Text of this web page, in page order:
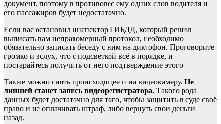
документ, поэтому в противовес ему одних слов водителя и
его пассажиров будет недостаточно.
Если вас остановил инспектор ГИБДД, который решил
выписать вам неправомерный протокол, необходимо
обязательно записать беседу с ним на диктофон. Проговорите
громко и вслух, что с подсветкой всё в порядке, и
постарайтесь получить от него подтверждение этого.
Также можно снять происходящее и на видеокамеру. Не
лишней станет запись видеорегистратора. Такого рода
данных будет достаточно для того, чтобы защитить в суде своё
право и не оплачивать штраф, либо вернуть свои деньги
назад.